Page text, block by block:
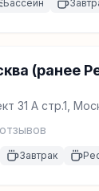
Бассейн
(ранее
31 А стр.1,
отзывов
Завтрак